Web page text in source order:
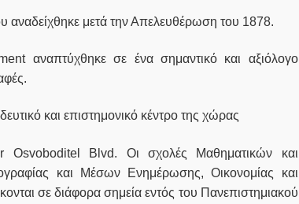
αναδείχθηκε μετά την Απελευθέρωση του 1878.
αναπτύχθηκε σε ένα σημαντικό και αξιόλογο
και επιστημονικό κέντρο της χώρας
Osvoboditel Blvd. Οι σχολές Μαθηματικών και
και Μέσων Ενημέρωσης, Οικονομίας και
σε διάφορα σημεία εντός του Πανεπιστημιακού